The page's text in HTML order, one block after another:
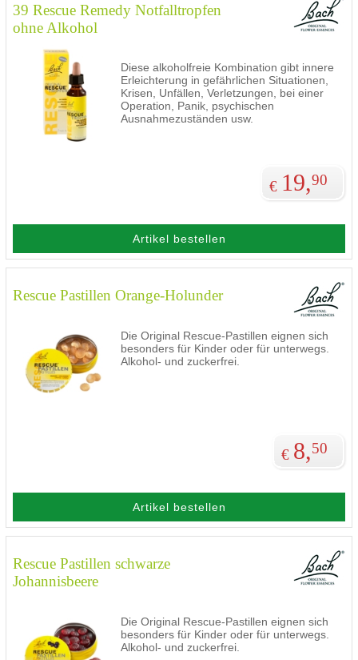
39 Rescue Remedy Notfalltropfen
ohne Alkohol
Diese alkoholfreie Kombination gibt innere
Erleichterung in gefährlichen Situationen,
Krisen, Unfällen, Verletzungen, bei einer
Operation, Panik, psychischen
Ausnahmezuständen usw.
€ 19,90
Artikel bestellen
Rescue Pastillen Orange-Holunder
Die Original Rescue-Pastillen eignen sich
besonders für Kinder oder für unterwegs.
Alkohol- und zuckerfrei.
€ 8,50
Artikel bestellen
Rescue Pastillen schwarze
Johannisbeere
Die Original Rescue-Pastillen eignen sich
besonders für Kinder oder für unterwegs.
Alkohol- und zuckerfrei.